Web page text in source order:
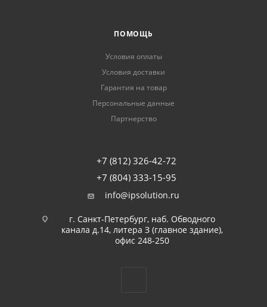
ПОМОЩЬ
Условия оплаты
Условия доставки
Гарантия на товар
Персональные данные
Партнерство
+7 (812) 326-42-72
+7 (804) 333-15-95
info@ipsolution.ru
г. Санкт-Петербург, наб. Обводного
канала д.14, литера З (главное здание),
офис 248-250